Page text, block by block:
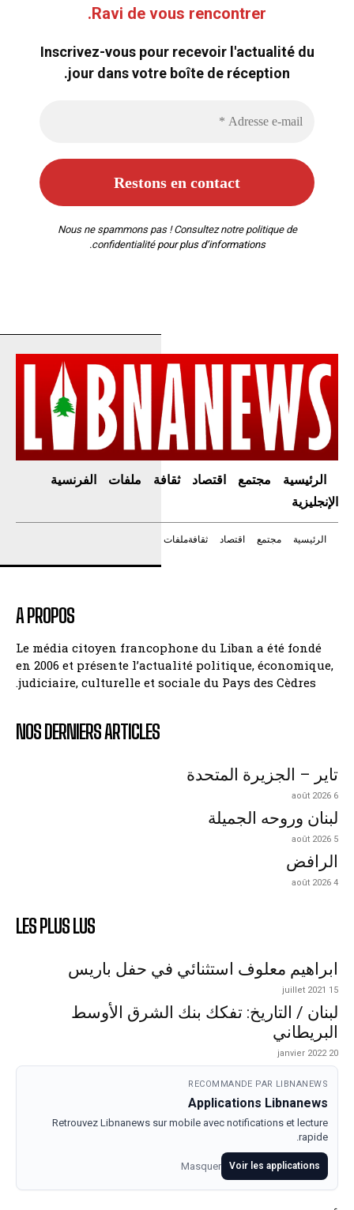
Ravi de vous rencontrer.
Inscrivez-vous pour recevoir l'actualité du
jour dans votre boîte de réception.
Nous ne spammons pas ! Consultez notre politique de
confidentialitépour plus d’informations.
الرئيسية مجتمع اقتصاد ثقافة ملفات
الفرنسية
الإنجليزية
الرئيسية مجتمع اقتصاد ثقافةملفات
A PROPOS
Le média citoyen francophone du Liban a été fondé
en 2006 et présente l’actualité politique, économique,
judiciaire, culturelle et sociale du Pays des Cèdres.
NOS DERNIERS ARTICLES
تاير – الجزيرة المتحدة
6 août 2026
لبنان وروحه الجميلة
5 août 2026
الرافض
4 août 2026
LES PLUS LUS
ابراهيم معلوف استثنائي في حفل باريس
15 juillet 2021
لبنان / التاريخ: تفكك بنك الشرق الأوسط
البريطاني
20 janvier 2022
RECOMMANDE PAR LIBNANEWS
Applications Libnanews
Retrouvez Libnanews sur mobile avec notifications et lecture
rapide.
Voir les applications
Masquer